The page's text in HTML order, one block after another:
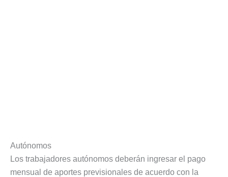
Autónomos
Los trabajadores autónomos deberán ingresar el pago
mensual de aportes previsionales de acuerdo con la